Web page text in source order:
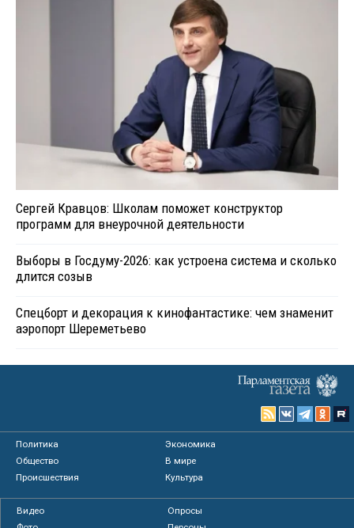
Сергей Кравцов: Школам поможет конструктор
программ для внеурочной деятельности
Выборы в Госдуму-2026: как устроена система и сколько
длится созыв
Спецборт и декорация к кинофантастике: чем знаменит
аэропорт Шереметьево
Политика
Экономика
Общество
В мире
Происшествия
Культура
Видео
Опросы